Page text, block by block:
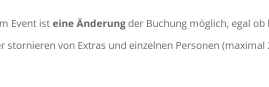
Event ist eine Änderung der Buchung möglich, egal
stornieren von Extras und einzelnen Personen (maximal